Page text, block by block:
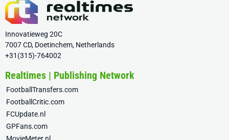
Innovatieweg 20C
7007 CD, Doetinchem, Netherlands
+31(315)-764002
Realtimes | Publishing Network
FootballTransfers.com
FootballCritic.com
FCUpdate.nl
GPFans.com